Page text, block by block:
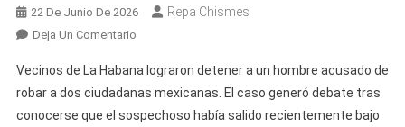
22 De Junio De 2026 Repa Chismes
Deja Un ComentarioEn
Frustran
Robo
En
Vecinos de La Habana lograron detener a un hombre acusado de
robar a dos ciudadanas mexicanas. El caso generó debate tras
conocerse que el sospechoso había salido recientemente bajo